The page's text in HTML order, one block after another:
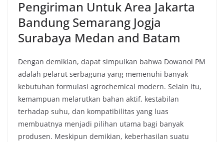
Pengiriman Untuk Area Jakarta
Bandung Semarang Jogja
Surabaya Medan and Batam
Dengan demikian, dapat simpulkan bahwa Dowanol PM
adalah pelarut serbaguna yang memenuhi banyak
kebutuhan formulasi agrochemical modern. Selain itu,
kemampuan melarutkan bahan aktif, kestabilan
terhadap suhu, dan kompatibilitas yang luas
membuatnya menjadi pilihan utama bagi banyak
produsen. Meskipun demikian, keberhasilan suatu